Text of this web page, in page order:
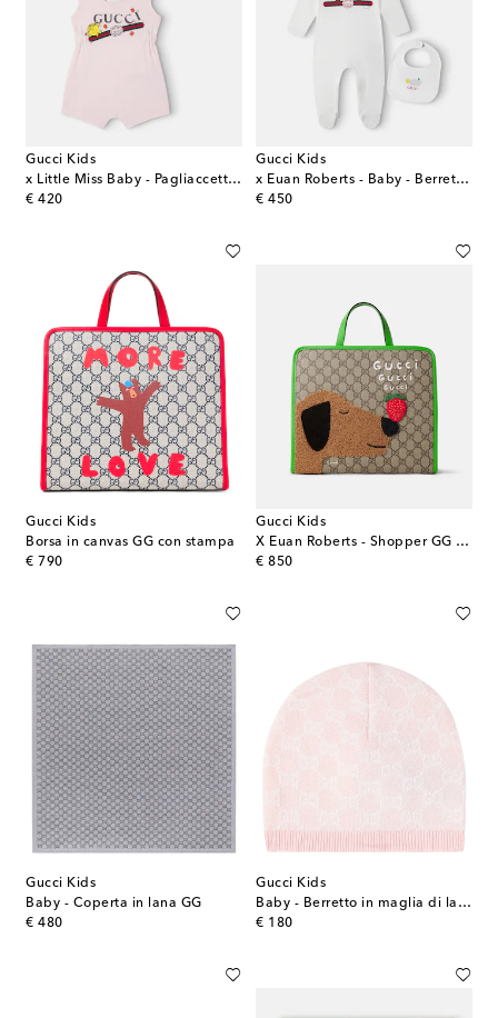
Gucci Kids
x Little Miss Baby - Pagliaccetto e berretto
€ 420
original price
Gucci Kids
x Euan Roberts - Baby - Berretto, bavaglino e tutina
€ 450
original price
Gucci Kids
Borsa in canvas GG con stampa
€ 790
original price
Gucci Kids
X Euan Roberts - Shopper GG con stampa
€ 850
original price
Gucci Kids
Baby - Coperta in lana GG
€ 480
original price
Gucci Kids
Baby - Berretto in maglia di lana a coste
€ 180
original price